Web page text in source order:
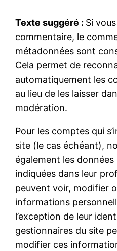
Texte suggéré : Si
commentaire, le
métadonnées sont
Cela permet de
automatiquement les
au lieu de les laisser
modération.
Pour les comptes qui
site (le cas échéant),
également les
indiquées dans leur
peuvent voir, modifier
informations
l’exception de leur
gestionnaires du site
modifier ces